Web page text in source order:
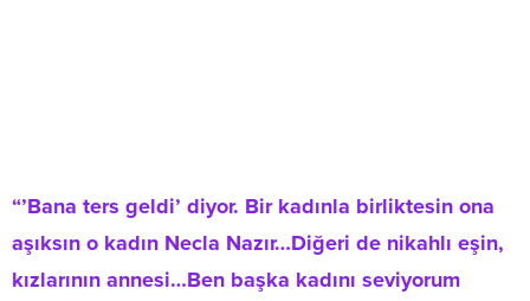
“’Bana ters geldi’ diyor. Bir kadınla birliktesin ona
aşıksın o kadın Necla Nazır…Diğeri de nikahlı eşin,
kızlarının annesi…Ben başka kadını seviyorum